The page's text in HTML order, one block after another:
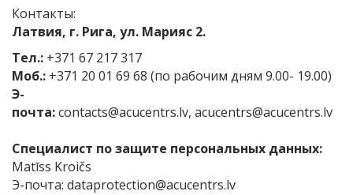
Контакты:
Латвия, г. Рига, ул. Марияс 2.
Тел.: +371 67 217 317
Моб.: +371 20 01 69 68 (по рабочим дням 9.00- 19.00)
Э-
почта:contacts@acucentrs.lv, acucentrs@acucentrs.lv
Специалист по защите персональных данных:
Matīss Kroičs
Э-почта: dataprotection@acucentrs.lv